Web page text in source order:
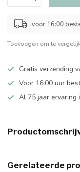
voor 16:00
Toevoegen om te
Gratis verzending
Voor 16:00 uur
Al 75 jaar ervaring
Gerelateerde